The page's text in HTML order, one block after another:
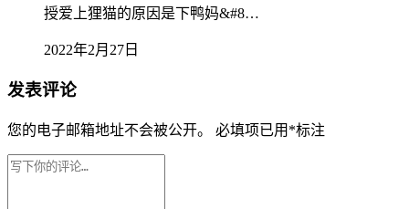
授爱上狸猫的原因是下鸭妈&#8…
2022年2月27日
发表评论
您的电子邮箱地址不会被公开。 必填项已用 *标注